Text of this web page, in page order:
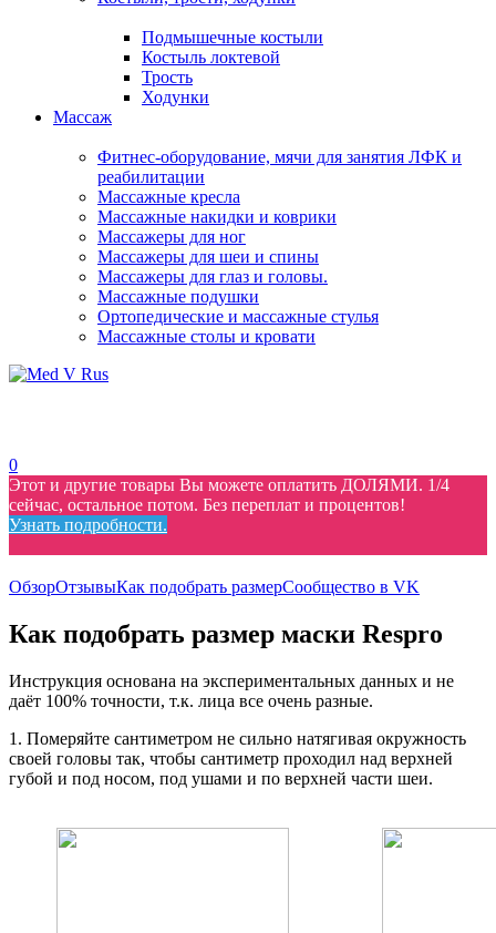
Подмышечные костыли
Костыль локтевой
Трость
Ходунки
Массаж
Фитнес-оборудование, мячи для занятия ЛФК и
реабилитации
Массажные кресла
Массажные накидки и коврики
Массажеры для ног
Массажеры для шеи и спины
Массажеры для глаз и головы.
Массажные подушки
Ортопедические и массажные стулья
Массажные столы и кровати
0
Этот и другие товары Вы можете оплатить ДОЛЯМИ. 1/4
сейчас, остальное потом. Без переплат и процентов!
Узнать подробности.
ОбзорОтзывыКак подобрать размерСообщество в VK
Как подобрать размер маски Respro
Инструкция основана на экспериментальных данных и не
даёт 100% точности, т.к. лица все очень разные.
1. Померяйте сантиметром не сильно натягивая окружность
своей головы так, чтобы сантиметр проходил над верхней
губой и под носом, под ушами и по верхней части шеи.